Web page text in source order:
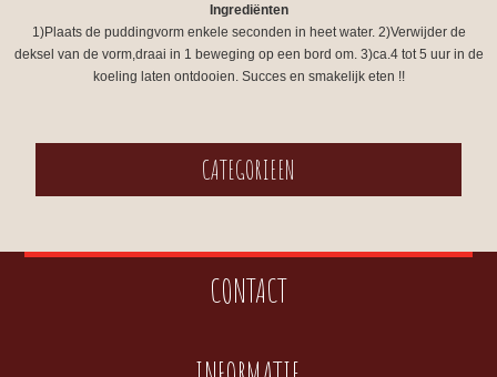
Ingrediënten
1)Plaats de puddingvorm enkele seconden in heet water. 2)Verwijder de
deksel van de vorm,draai in 1 beweging op een bord om. 3)ca.4 tot 5 uur in de
koeling laten ontdooien. Succes en smakelijk eten !!
CATEGORIEEN
CONTACT